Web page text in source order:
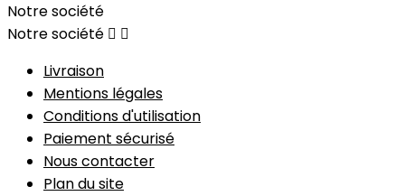
Notre société
Notre société  
Livraison
Mentions légales
Conditions d'utilisation
Paiement sécurisé
Nous contacter
Plan du site